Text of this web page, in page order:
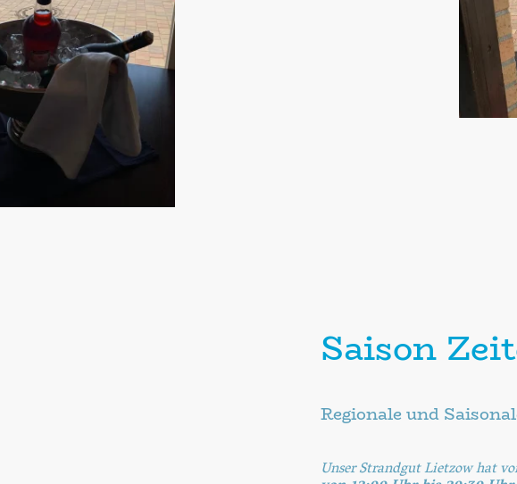
Saison
Regionale und
UnserStrandgut Lietzow hat